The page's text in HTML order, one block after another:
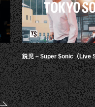
鋭児 – $uper $onic（Live